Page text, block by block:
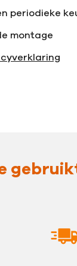
periodieke
montage